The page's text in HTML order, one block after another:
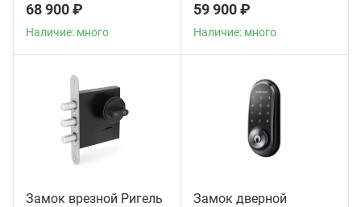
68 900 ₽
Наличие: много
59 900 ₽
Наличие: много
Замок врезной Ригель
Замок дверной